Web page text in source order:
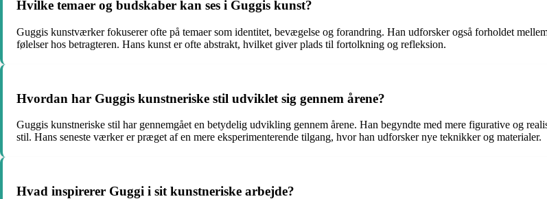
Hvilke temaer og budskaber kan ses i Guggis kunst?
Guggis kunstværker fokuserer ofte på temaer som identitet, bevægelse og forandring. Han udforsker også forholdet
følelser hos betragteren. Hans kunst er ofte abstrakt, hvilket giver plads til fortolkning og refleksion.
Hvordan har Guggis kunstneriske stil udviklet sig gennem årene?
Guggis kunstneriske stil har gennemgået en betydelig udvikling gennem årene. Han begyndte med mere figurative og
stil. Hans seneste værker er præget af en mere eksperimenterende tilgang, hvor han udforsker nye teknikker og materialer.
Hvad inspirerer Guggi i sit kunstneriske arbejde?